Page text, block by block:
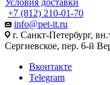
+7 (812) 210-01-70
info@pet-it.ru
г. Санкт-Петербург,
Сергиевское, пер. 6-й
Вконтакте
Telegram